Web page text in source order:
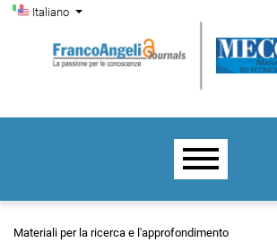
Salta al menu principale di navigazione
Salta al contenuto principale
Salta al piè di pagina del sito
Cambia la lingua. La lingua corrente è:
Italiano
Menu di
Menu principale
Materiali per la ricerca e l'approfondimento